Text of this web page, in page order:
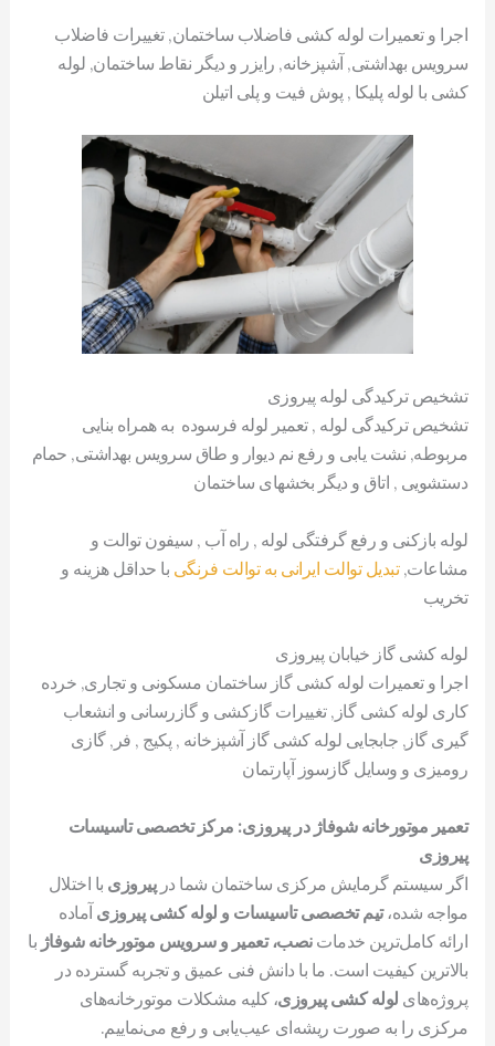
اجرا و تعمیرات لوله کشی فاضلاب ساختمان, تغییرات فاضلاب
سرویس بهداشتی, آشپزخانه, رایزر و دیگر نقاط ساختمان, لوله
کشی با لوله پلیکا , پوش فیت و پلی اتیلن
تشخیص ترکیدگی لوله پیروزی
تشخیص ترکیدگی لوله , تعمیر لوله فرسوده به همراه بنایی
مربوطه, نشت یابی و رفع نم دیوار و طاق سرویس بهداشتی, حمام
دستشویی , اتاق و دیگر بخشهای ساختمان
لوله بازکنی و رفع گرفتگی لوله , راه آب , سیفون توالت و
مشاعات,تبدیل توالت ایرانی به توالت فرنگی با حداقل هزینه و
تخریب
لوله کشی گاز خیابان پیروزی
اجرا و تعمیرات لوله کشی گاز ساختمان مسکونی و تجاری, خرده
کاری لوله کشی گاز, تغییرات گازکشی و گازرسانی و انشعاب
گیری گاز, جابجایی لوله کشی گاز آشپزخانه , پکیج , فر, گازی
رومیزی و وسایل گازسوز آپارتمان
تعمیر موتورخانه شوفاژ در پیروزی: مرکز تخصصی تاسیسات
پیروزی
اگر سیستم گرمایش مرکزی ساختمان شما درپیروزی با اختلال
مواجه شده،تیم تخصصی تاسیسات و لوله کشی پیروزی آماده
ارائه کامل‌ترین خدماتنصب، تعمیر و سرویس موتورخانه شوفاژ با
بالاترین کیفیت است. ما با دانش فنی عمیق و تجربه گسترده در
پروژه‌های لوله کشی پیروزی، کلیه مشکلات موتورخانه‌های
مرکزی را به صورت ریشه‌ای عیب‌یابی و رفع می‌نماییم.